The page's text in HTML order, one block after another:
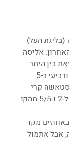
העל)
מתוכן ברבע האחרון. אליסה
עם 21 עשתה זאת בין היתר
על 100% מהקו. סטאשה קרי
מקו
אבל אתמול